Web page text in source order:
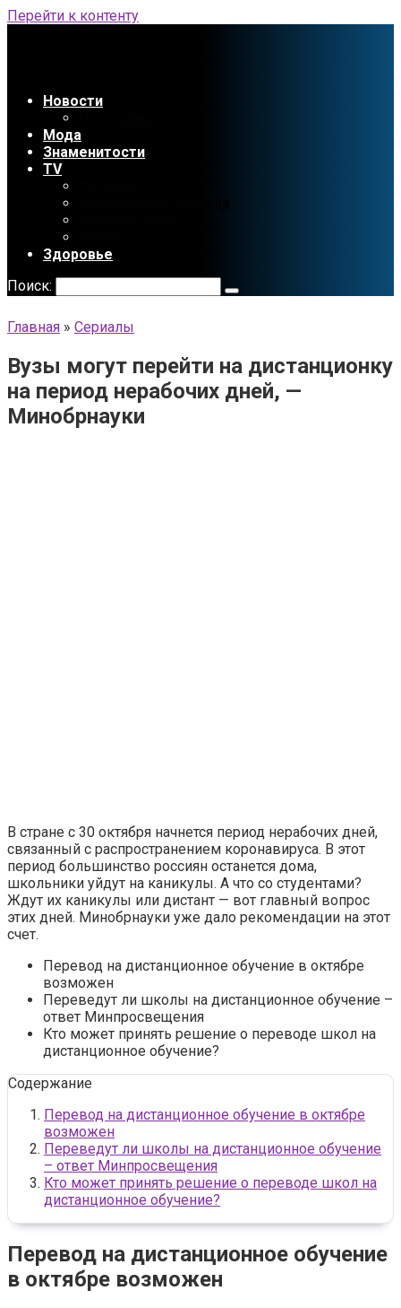
Перейти к контенту
Новости
Мода
Знаменитости
TV
Здоровье
Поиск:
Главная » Сериалы
Вузы могут перейти на дистанционку
на период нерабочих дней, —
Минобрнауки
В стране с 30 октября начнется период нерабочих дней,
связанный с распространением коронавируса. В этот
период большинство россиян останется дома,
школьники уйдут на каникулы. А что со студентами?
Ждут их каникулы или дистант — вот главный вопрос
этих дней. Минобрнауки уже дало рекомендации на этот
счет.
Перевод на дистанционное обучение в октябре
возможен
Переведут ли школы на дистанционное обучение –
ответ Минпросвещения
Кто может принять решение о переводе школ на
дистанционное обучение?
Содержание
Перевод на дистанционное обучение в октябре
возможен
Переведут ли школы на дистанционное обучение
– ответ Минпросвещения
Кто может принять решение о переводе школ на
дистанционное обучение?
Перевод на дистанционное обучение
в октябре возможен